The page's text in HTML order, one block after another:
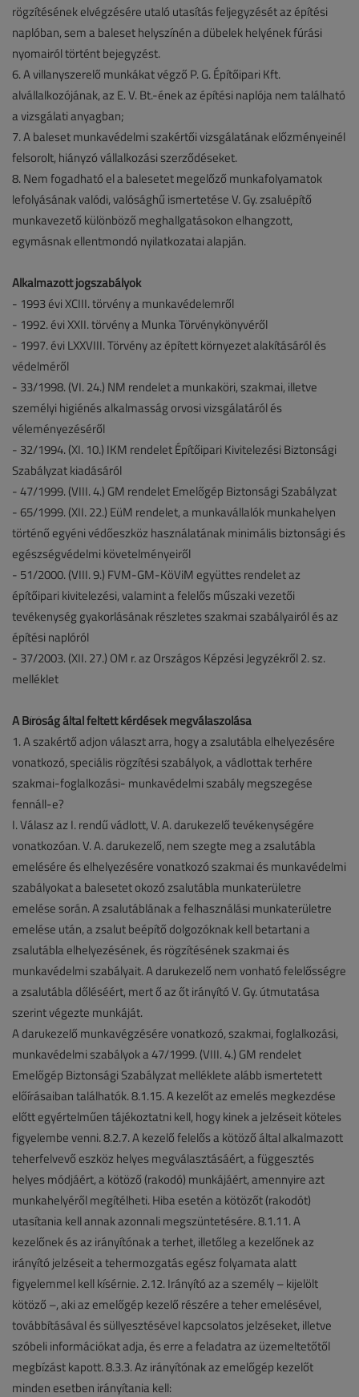
rögzítésének elvégzésére utaló utasítás feljegyzését az építési
naplóban, sem a baleset helyszínén a dübelek helyének fúrási
nyomairól történt bejegyzést.
6. A villanyszerelő munkákat végző P. G. Építőipari Kft.
alvállalkozójának, az E. V. Bt.-ének az építési naplója nem található
a vizsgálati anyagban;
7. A baleset munkavédelmi szakértői vizsgálatának előzményeinél
felsorolt, hiányzó vállalkozási szerződéseket.
8. Nem fogadható el a balesetet megelőző munkafolyamatok
lefolyásának valódi, valósághű ismertetése V. Gy. zsaluépítő
munkavezető különböző meghallgatásokon elhangzott,
egymásnak ellentmondó nyilatkozatai alapján.
Alkalmazott jogszabályok
- 1993 évi XCIII. törvény a munkavédelemről
- 1992. évi XXII. törvény a Munka Törvénykönyvéről
- 1997. évi LXXVIII. Törvény az épített környezet alakításáról és
védelméről
- 33/1998. (VI. 24.) NM rendelet a munkaköri, szakmai, illetve
személyi higiénés alkalmasság orvosi vizsgálatáról és
véleményezéséről
- 32/1994. (XI. 10.) IKM rendelet Építőipari Kivitelezési Biztonsági
Szabályzat kiadásáról
- 47/1999. (VIII. 4.) GM rendelet Emelőgép Biztonsági Szabályzat
- 65/1999. (XII. 22.) EüM rendelet, a munkavállalók munkahelyen
történő egyéni védőeszköz használatának minimális biztonsági és
egészségvédelmi követelményeiről
- 51/2000. (VIII. 9.) FVM-GM-KöViM együttes rendelet az
építőipari kivitelezési, valamint a felelős műszaki vezetői
tevékenység gyakorlásának részletes szakmai szabályairól és az
építési naplóról
- 37/2003. (XII. 27.) OM r. az Országos Képzési Jegyzékről 2. sz.
melléklet
A Bíróság által feltett kérdések megválaszolása
1. A szakértő adjon választ arra, hogy a zsalutábla elhelyezésére
vonatkozó, speciális rögzítési szabályok, a vádlottak terhére
szakmai-foglalkozási- munkavédelmi szabály megszegése
fennáll-e?
I. Válasz az I. rendű vádlott, V. A. darukezelő tevékenységére
vonatkozóan. V. A. darukezelő, nem szegte meg a zsalutábla
emelésére és elhelyezésére vonatkozó szakmai és munkavédelmi
szabályokat a balesetet okozó zsalutábla munkaterületre
emelése során. A zsalutáblának a felhasználási munkaterületre
emelése után, a zsalut beépítő dolgozóknak kell betartani a
zsalutábla elhelyezésének, és rögzítésének szakmai és
munkavédelmi szabályait. A darukezelő nem vonható felelősségre
a zsalutábla dőléséért, mert ő az őt irányító V. Gy. útmutatása
szerint végezte munkáját.
A darukezelő munkavégzésére vonatkozó, szakmai, foglalkozási,
munkavédelmi szabályok a 47/1999. (VIII. 4.) GM rendelet
Emelőgép Biztonsági Szabályzat melléklete alább ismertetett
előírásaiban találhatók. 8.1.15. A kezelőt az emelés megkezdése
előtt egyértelműen tájékoztatni kell, hogy kinek a jelzéseit köteles
figyelembe venni. 8.2.7. A kezelő felelős a kötöző által alkalmazott
teherfelvevő eszköz helyes megválasztásáért, a függesztés
helyes módjáért, a kötöző (rakodó) munkájáért, amennyire azt
munkahelyéről megítélheti. Hiba esetén a kötözőt (rakodót)
utasítania kell annak azonnali megszüntetésére. 8.1.11. A
kezelőnek és az irányítónak a terhet, illetőleg a kezelőnek az
irányító jelzéseit a tehermozgatás egész folyamata alatt
figyelemmel kell kísérnie. 2.12. Irányító az a személy – kijelölt
kötöző –, aki az emelőgép kezelő részére a teher emelésével,
továbbításával és süllyesztésével kapcsolatos jelzéseket, illetve
szóbeli információkat adja, és erre a feladatra az üzemeltetőtől
megbízást kapott. 8.3.3. Az irányítónak az emelőgép kezelőt
minden esetben irányítania kell: